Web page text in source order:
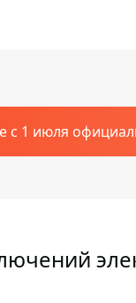
с 1 июля